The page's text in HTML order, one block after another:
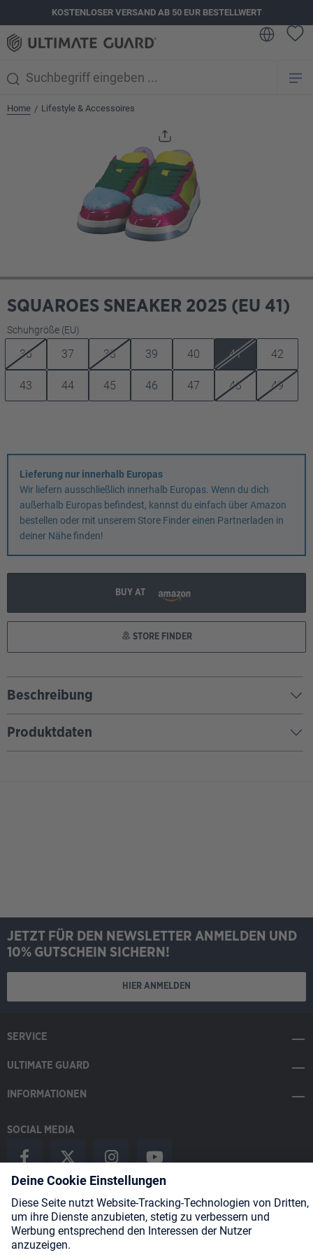
springenKOSTENLOSER VERSAND AB 50 EUR BESTELLWERT
Home / Lifestyle & Accessoires
SQUAROES SNEAKER 2025 (EU 41)
Schuhgröße (EU)
36 37 38 39 40 41 42
43 44 45 46 47 48 49
Lieferung nur innerhalb Europas
Wir liefern ausschließlich innerhalb Europas. Wenn du dich
außerhalb Europas befindest, kannst du einfach über Amazon
bestellen oder mit unserem Store Finder einen Partnerladen in
deiner Nähe finden!
BUY AT
STORE FINDER
Beschreibung
Produktdaten
JETZT FÜR DEN NEWSLETTER ANMELDEN UND
10% GUTSCHEIN SICHERN!
HIER ANMELDEN
SERVICE
ULTIMATE GUARD
INFORMATIONEN
SOCIAL MEDIA
Payment Methods
Shipping